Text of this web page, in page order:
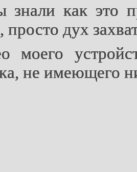
как это
дух
моего
не имеющего